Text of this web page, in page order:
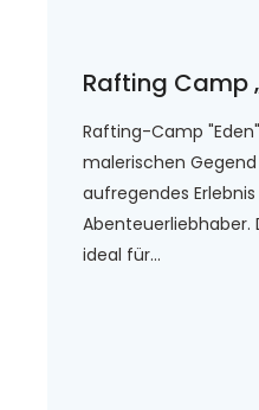
Rafting Camp
Rafting-Camp
malerischen
aufregendes
Abenteuerliebhaber.
ideal für...